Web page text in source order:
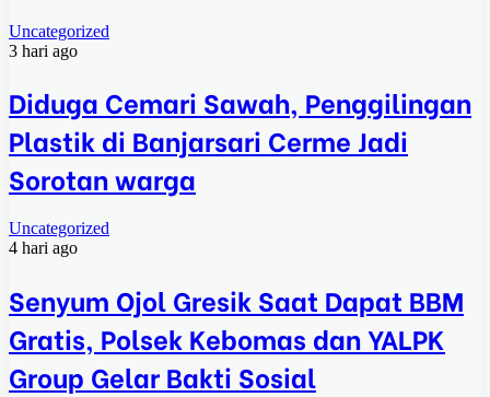
Uncategorized
3 hari ago
Diduga Cemari Sawah, Penggilingan
Plastik di Banjarsari Cerme Jadi
Sorotan warga
Uncategorized
4 hari ago
Senyum Ojol Gresik Saat Dapat BBM
Gratis, Polsek Kebomas dan YALPK
Group Gelar Bakti Sosial